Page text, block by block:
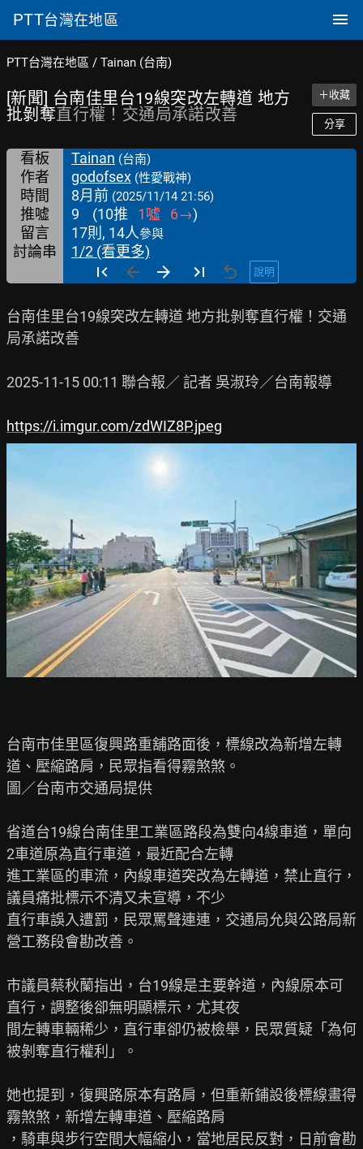
PTT台灣在地區
PTT台灣在地區 / Tainan (台南)
[新聞] 台南佳里台19線突改左轉道 地方
批剝奪直行權！交通局承諾改善
＋收藏
分享
看板 Tainan (台南)
作者 godofsex (性愛戰神)
時間 8月前 (2025/11/14 21:56)
推噓 9 (10推 1噓 6→)
留言
17則, 14人參與
討論串 1/2 (看更多)
說明
台南佳里台19線突改左轉道 地方批剝奪直行權！交通
局承諾改善
2025-11-15 00:11 聯合報／ 記者 吳淑玲／台南報導
https://i.imgur.com/zdWIZ8P.jpeg
台南市佳里區復興路重舖路面後，標線改為新增左轉
道、壓縮路肩，民眾指看得霧煞煞。
圖／台南市交通局提供
省道台19線台南佳里工業區路段為雙向4線車道，單向
2車道原為直行車道，最近配合左轉
進工業區的車流，內線車道突改為左轉道，禁止直行，
議員痛批標示不清又未宣導，不少
直行車誤入遭罰，民眾罵聲連連，交通局允與公路局新
營工務段會勘改善。
市議員蔡秋蘭指出，台19線是主要幹道，內線原本可
直行，調整後卻無明顯標示，尤其夜
間左轉車輛稀少，直行車卻仍被檢舉，民眾質疑「為何
被剝奪直行權利」。
她也提到，復興路原本有路肩，但重新鋪設後標線畫得
霧煞煞，新增左轉車道、壓縮路肩
，騎車與步行空間大幅縮小，當地居民反對，日前會勘